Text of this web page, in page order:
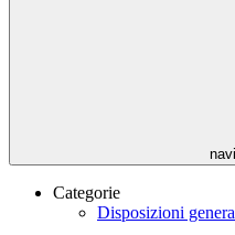
Categorie
Disposizioni